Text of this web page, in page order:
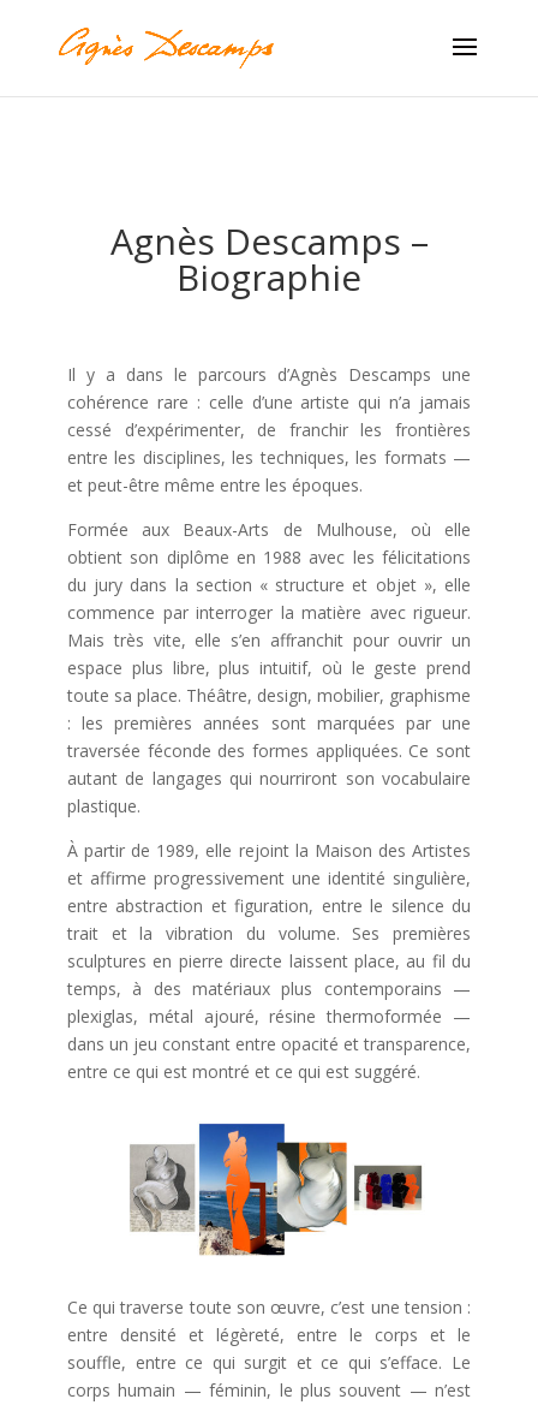
Agnès Descamps –
Biographie
Il y a dans le parcours d’Agnès Descamps une
cohérence rare : celle d’une artiste qui n’a jamais
cessé d’expérimenter, de franchir les frontières
entre les disciplines, les techniques, les formats —
et peut-être même entre les époques.
Formée aux Beaux-Arts de Mulhouse, où elle
obtient son diplôme en 1988 avec les félicitations
du jury dans la section « structure et objet », elle
commence par interroger la matière avec rigueur.
Mais très vite, elle s’en affranchit pour ouvrir un
espace plus libre, plus intuitif, où le geste prend
toute sa place. Théâtre, design, mobilier, graphisme
: les premières années sont marquées par une
traversée féconde des formes appliquées. Ce sont
autant de langages qui nourriront son vocabulaire
plastique.
À partir de 1989, elle rejoint la Maison des Artistes
et affirme progressivement une identité singulière,
entre abstraction et figuration, entre le silence du
trait et la vibration du volume. Ses premières
sculptures en pierre directe laissent place, au fil du
temps, à des matériaux plus contemporains —
plexiglas, métal ajouré, résine thermoformée —
dans un jeu constant entre opacité et transparence,
entre ce qui est montré et ce qui est suggéré.
Ce qui traverse toute son œuvre, c’est une tension :
entre densité et légèreté, entre le corps et le
souffle, entre ce qui surgit et ce qui s’efface. Le
corps humain — féminin, le plus souvent — n’est